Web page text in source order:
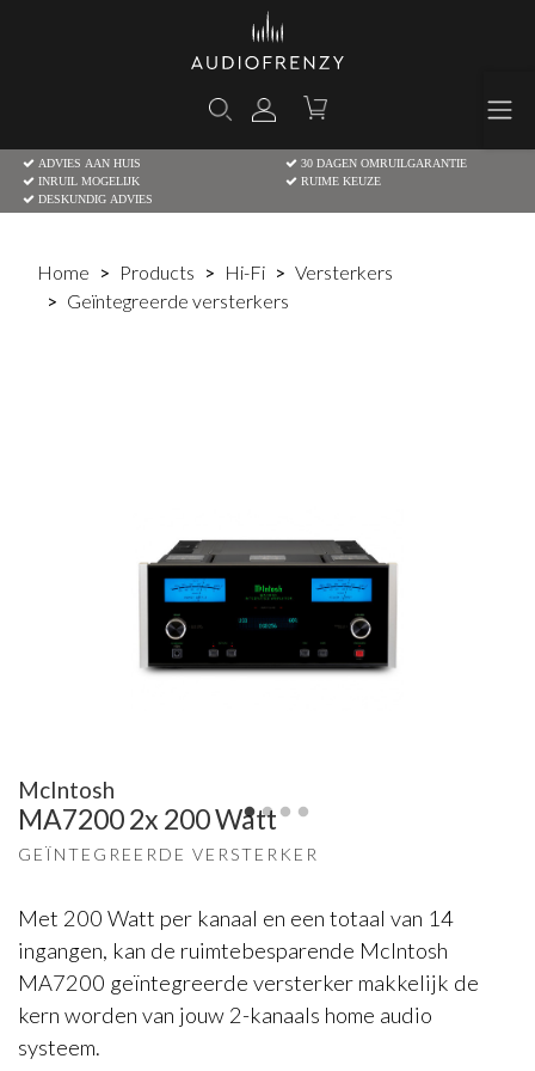
ADVIES AAN HUIS
30 DAGEN OMRUILGARANTIE
INRUIL MOGELIJK
RUIME KEUZE
DESKUNDIG ADVIES
Home Products Hi-Fi
Versterkers
Geïntegreerde versterkers
McIntosh
MA7200 2x 200 Watt
GEÏNTEGREERDE VERSTERKER
Met 200 Watt per kanaal en een totaal van 14
ingangen, kan de ruimtebesparende McIntosh
MA7200 geïntegreerde versterker makkelijk de
kern worden van jouw 2-kanaals home audio
systeem.